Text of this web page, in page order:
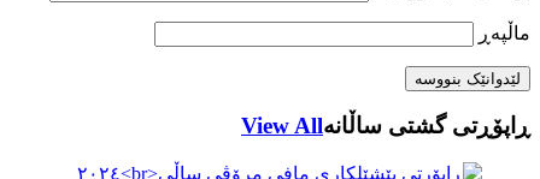
ماڵپه‌ڕ
ڕاپۆڕتی گشتی ساڵانهView All